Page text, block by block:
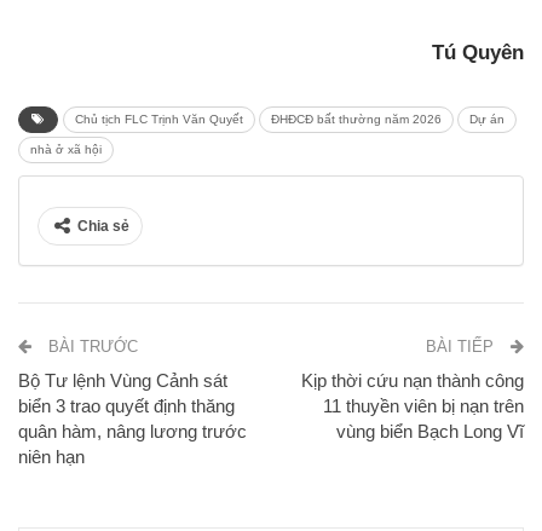
Tú Quyên
Chủ tịch FLC Trịnh Văn Quyết ĐHĐCĐ bất thường năm 2026 Dự án
nhà ở xã hội
Chia sẻ
BÀI TRƯỚC
Bộ Tư lệnh Vùng Cảnh sát
biển 3 trao quyết định thăng
quân hàm, nâng lương trước
niên hạn
BÀI TIẾP
Kịp thời cứu nạn thành công
11 thuyền viên bị nạn trên
vùng biển Bạch Long Vĩ